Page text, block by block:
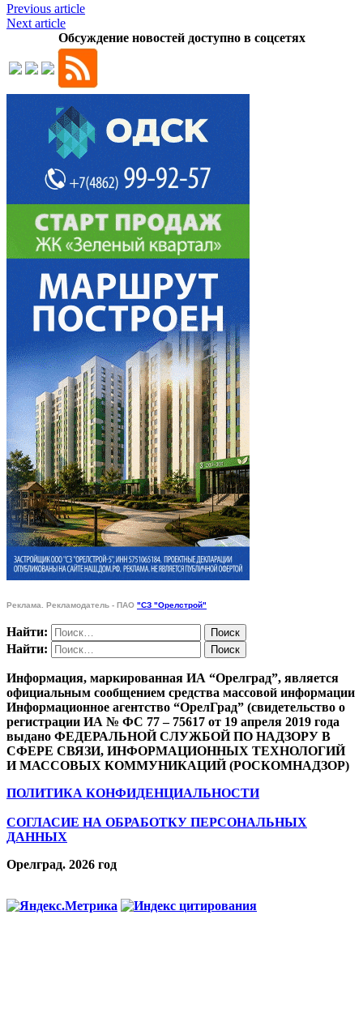
Previous article
Next article
Обсуждение новостей доступно в соцсетях
Реклама. Рекламодатель - ПАО "СЗ "Орелстрой"
Найти:
Найти:
Информация, маркированная ИА “Орелград”, является
официальным сообщением средства массовой информации
Информационное агентство “ОрелГрад” (свидетельство о
регистрации ИА № ФС 77 – 75617 от 19 апреля 2019 года
выдано ФЕДЕРАЛЬНОЙ СЛУЖБОЙ ПО НАДЗОРУ В
СФЕРЕ СВЯЗИ, ИНФОРМАЦИОННЫХ ТЕХНОЛОГИЙ
И МАССОВЫХ КОММУНИКАЦИЙ (РОСКОМНАДЗОР)
ПОЛИТИКА КОНФИДЕНЦИАЛЬНОСТИ
СОГЛАСИЕ НА ОБРАБОТКУ ПЕРСОНАЛЬНЫХ
ДАННЫХ
Орелград. 2026 год